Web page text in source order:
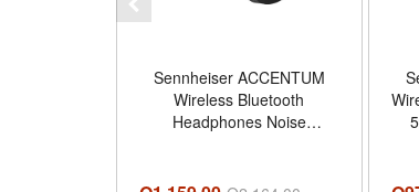
Sennheiser ACCENTUM
Wireless Bluetooth
Headphones Noise